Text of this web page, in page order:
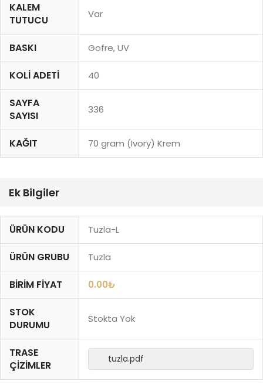
KALEM
TUTUCU
Var
BASKI Gofre, UV
KOLI ADETI 40
SAYFA
SAYISI
336
KAĞIT 70 gram (Ivory) Krem
Ek Bilgiler
ÜRÜN KODU Tuzla-L
ÜRÜN GRUBU Tuzla
BIRIM FIYAT 0.00₺
STOK
DURUMU
Stokta Yok
TRASE
ÇIZIMLER
tuzla.pdf